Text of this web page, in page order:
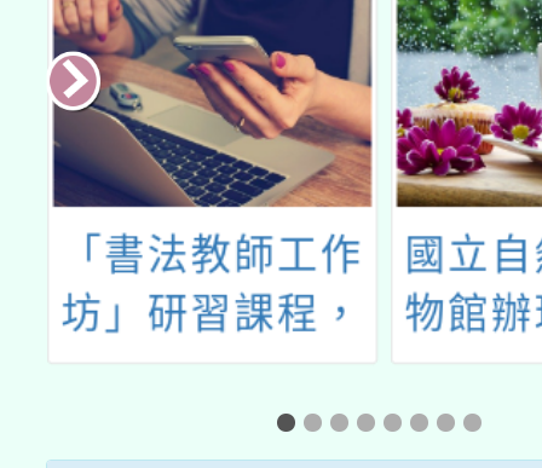
「書法教師工作
坊」研習課程，
國立
物館
子共